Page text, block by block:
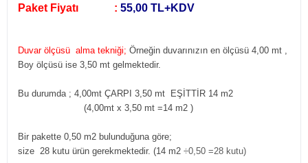
Paket Fiyatı : 55,00 TL+KDV
Duvar ölçüsü alma tekniği; Örneğin duvarınızın en ölçüsü 4,00 mt ,
Boy ölçüsü ise 3,50 mt gelmektedir.
Bu durumda ; 4,00mt ÇARPI 3,50 mt EŞİTTİR 14 m2
(4,00mt x 3,50 mt =14 m2 )
Bir pakette 0,50 m2 bulunduğuna göre;
size 28 kutu ürün gerekmektedir. (14 m2 ÷0,50 =28 kutu)